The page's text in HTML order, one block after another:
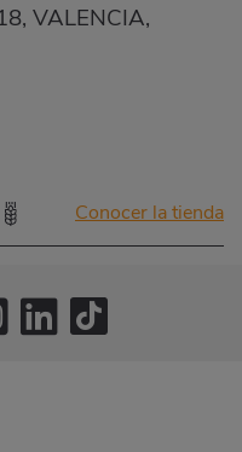
VALENCIA,
Conocer la tienda